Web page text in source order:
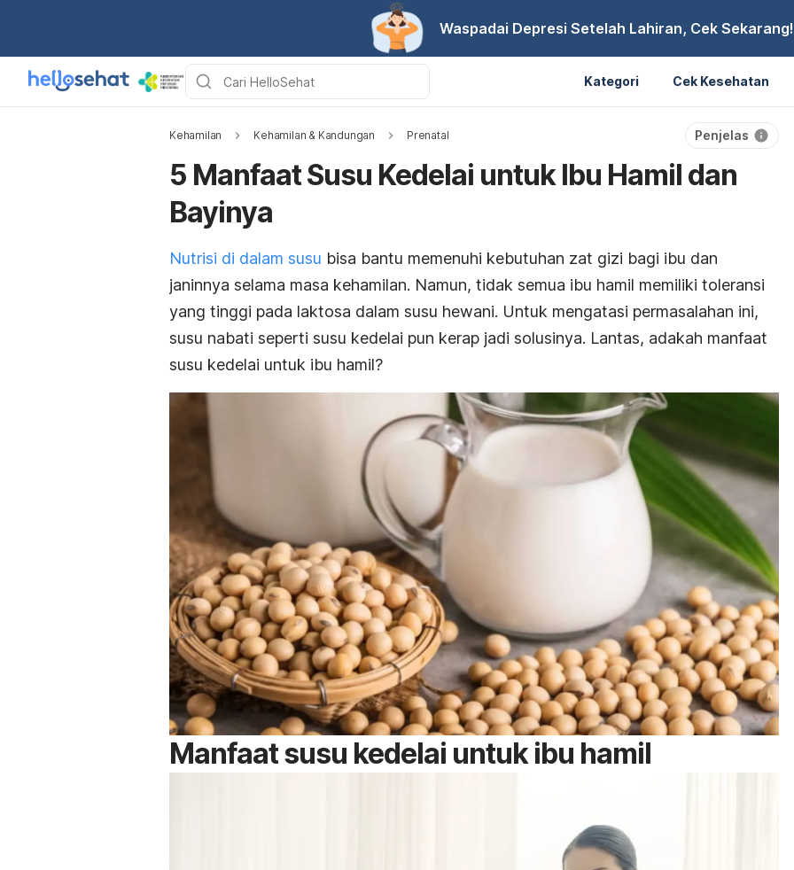
Waspadai Depresi Setelah Lahiran, Cek Sekarang!
Kategori Cek Kesehatan
Kehamilan Kehamilan & Kandungan Prenatal Penjelas
5 Manfaat Susu Kedelai untuk Ibu Hamil dan
Bayinya
Nutrisi di dalam susu bisa bantu memenuhi kebutuhan zat gizi bagi ibu dan
janinnya selama masa kehamilan. Namun, tidak semua ibu hamil memiliki toleransi
yang tinggi pada laktosa dalam susu hewani. Untuk mengatasi permasalahan ini,
susu nabati seperti susu kedelai pun kerap jadi solusinya. Lantas, adakah manfaat
susu kedelai untuk ibu hamil?
Manfaat susu kedelai untuk ibu hamil